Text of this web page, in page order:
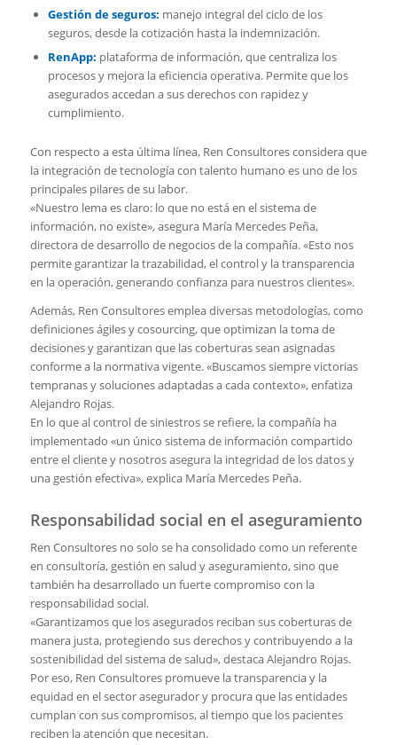
Gestión de seguros: manejo integral del ciclo de los
seguros, desde la coti­zación hasta la indemnización.
RenApp: plataforma de información, que centraliza los
procesos y mejora la eficiencia operativa. Permite que los
asegurados accedan a sus dere­chos con rapidez y
cumplimiento.
Con respecto a esta última línea, Ren Consultores considera que
la integración de tecnología con talento humano es uno de los
principales pilares de su labor.
«Nuestro lema es claro: lo que no está en el sistema de
información, no existe», asegura María Mercedes Peña,
directora de desarrollo de negocios de la compañía. «Esto nos
permite garantizar la tra­zabilidad, el control y la transparencia
en la operación, generando confianza para nuestros clientes».
Además, Ren Consultores emplea di­versas metodologías, como
definiciones ágiles y cosourcing, que optimizan la toma de
decisiones y garantizan que las coberturas sean asignadas
conforme a la normativa vigente. «Buscamos siempre victorias
tempra­nas y soluciones adaptadas a cada con­texto», enfatiza
Alejandro Rojas.
En lo que al control de siniestros se re­fiere, la compañía ha
implementado «un único sistema de información compar­tido
entre el cliente y nosotros asegura la integridad de los datos y
una gestión efectiva», explica María Mercedes Peña.
Responsabilidad social en el aseguramiento
Ren Consultores no solo se ha conso­lidado como un referente
en consultoría, gestión en salud y aseguramiento, sino que
también ha desarrollado un fuerte compromiso con la
responsabilidad social.
«Garantizamos que los asegurados re­ciban sus coberturas de
manera justa, protegiendo sus derechos y contribu­yendo a la
sostenibilidad del sistema de salud», destaca Alejandro Rojas.
Por eso, Ren Consultores promueve la transparencia y la
equidad en el sector asegurador y procura que las entidades
cumplan con sus compromisos, al tiem­po que los pacientes
reciben la atención que necesitan.